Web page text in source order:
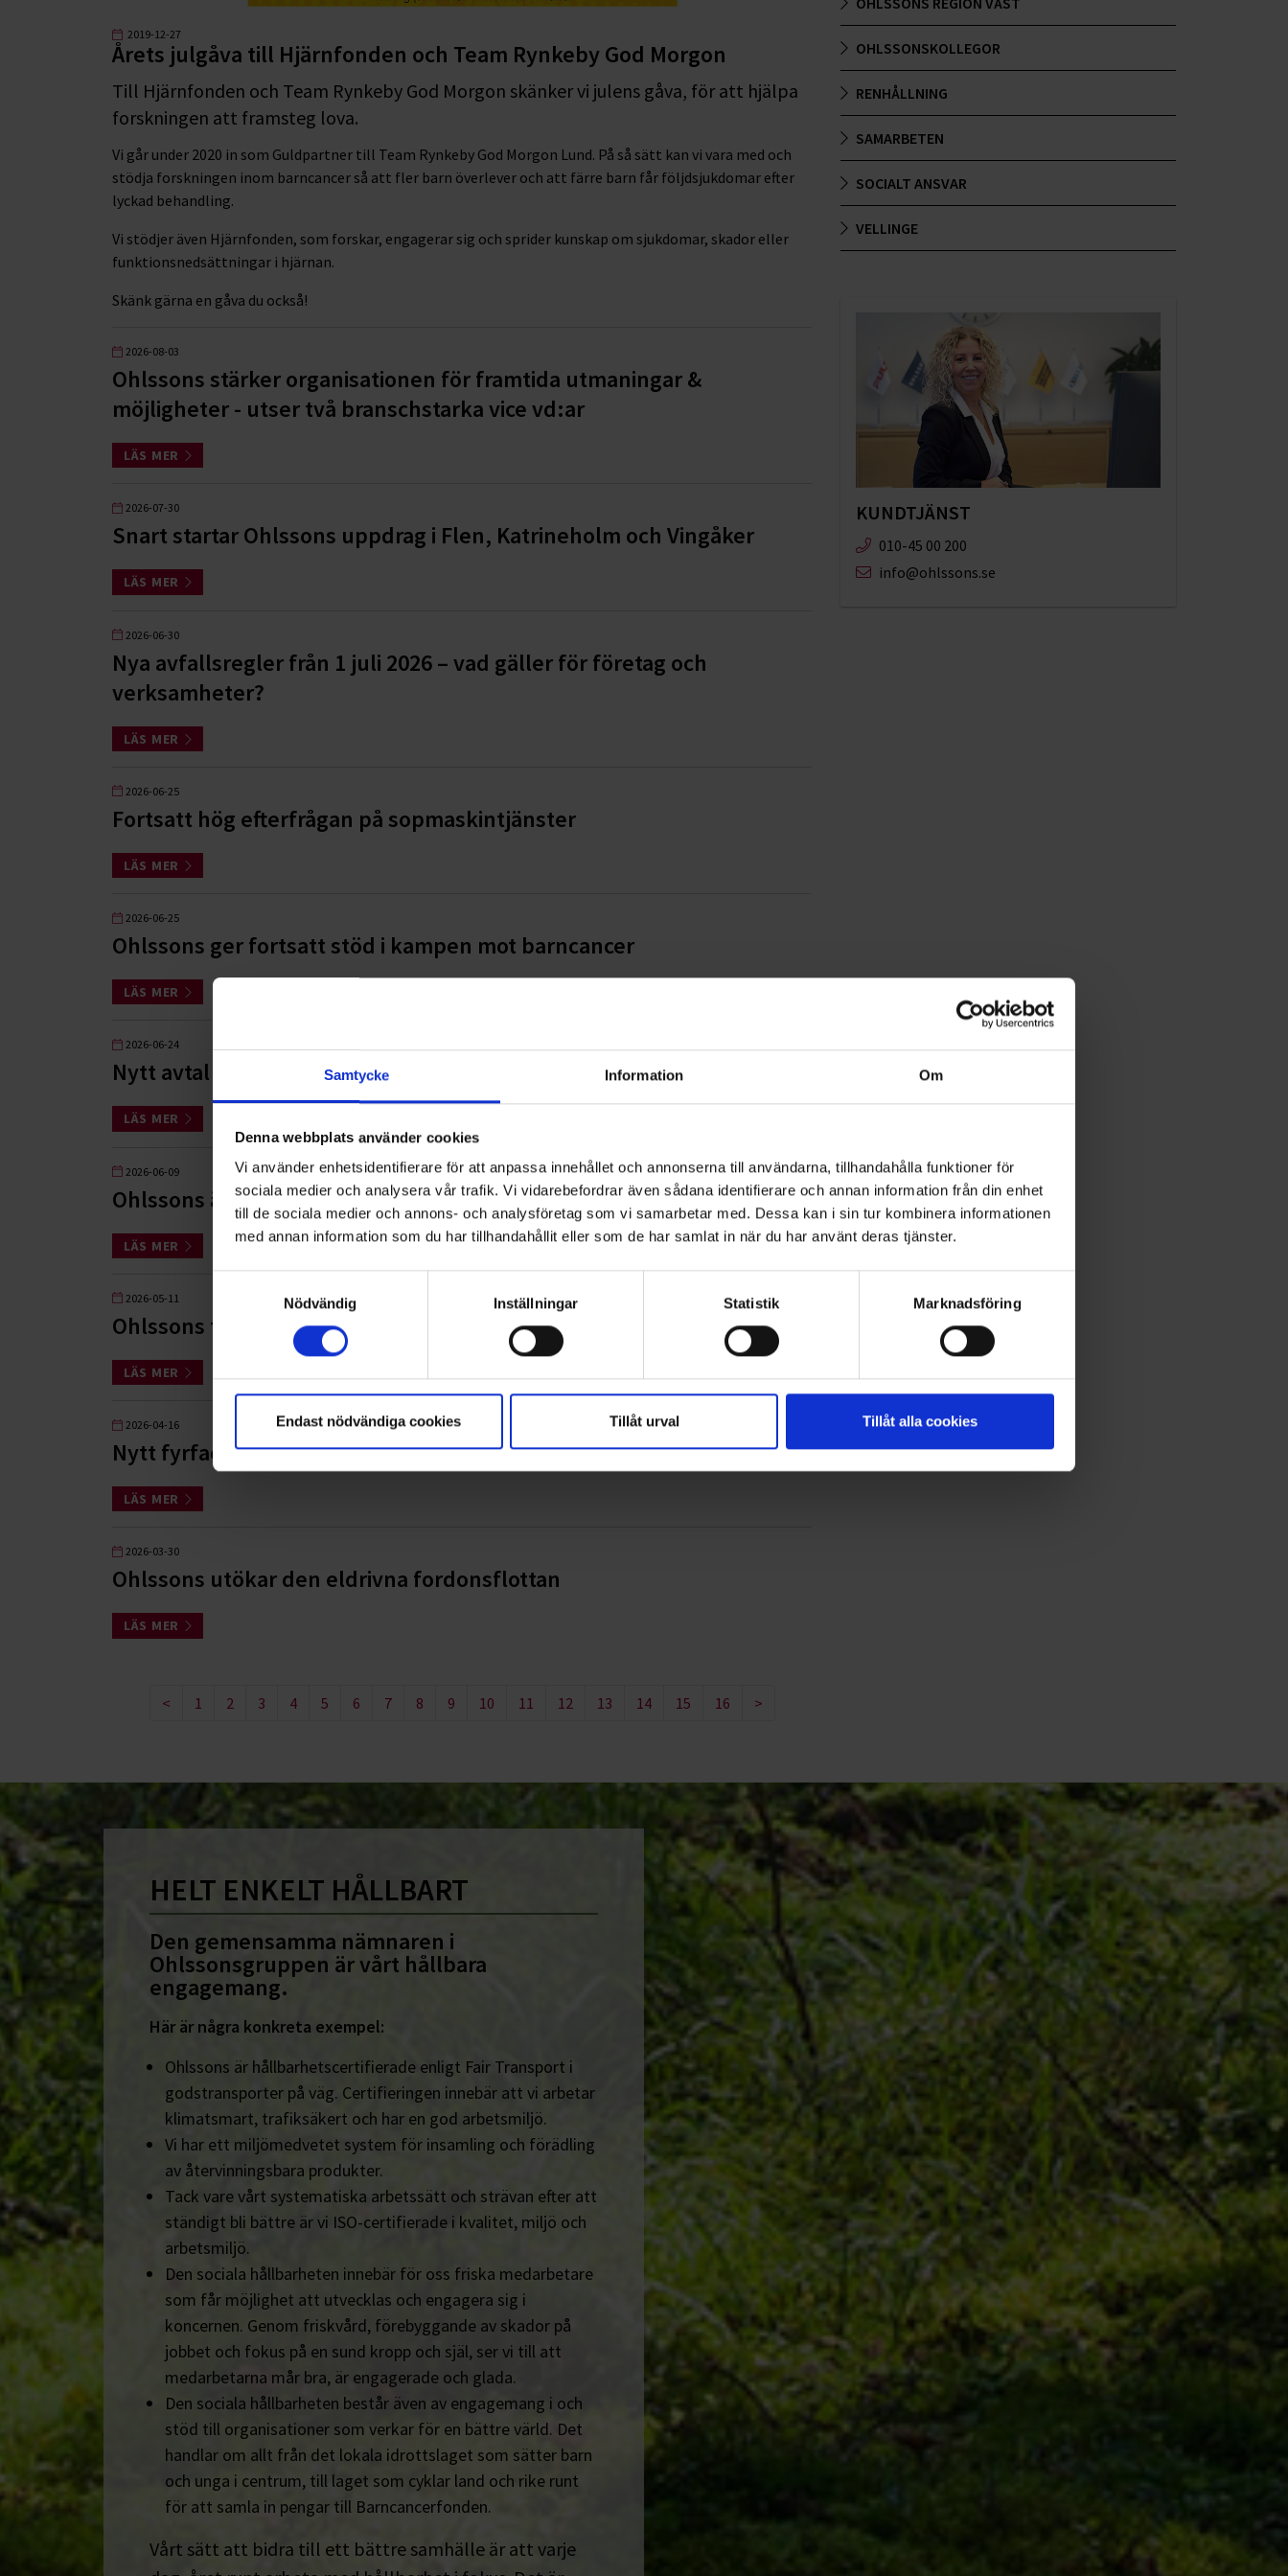
Samtycke Information Om
Denna webbplats använder cookies
Vi använder enhetsidentifierare för att anpassa innehållet och annonserna till användarna, tillhandahålla funktioner för
sociala medier och analysera vår trafik. Vi vidarebefordrar även sådana identifierare och annan information från din enhet
till de sociala medier och annons- och analysföretag som vi samarbetar med. Dessa kan i sin tur kombinera informationen
med annan information som du har tillhandahållit eller som de har samlat in när du har använt deras tjänster.
Nödvändig
Inställningar Statistik Marknadsföring
Endast nödvändiga cookies Tillåt urval Tillåt alla cookies
2019-12-27
Årets julgåva till Hjärnfonden och Team Rynkeby God Morgon
Till Hjärnfonden och Team Rynkeby God Morgon skänker vi julens gåva, för att hjälpa
forskningen att framsteg lova.
Vi går under 2020 in som Guldpartner till Team Rynkeby God Morgon Lund. På så sätt kan vi vara med och
stödja forskningen inom barncancer så att fler barn överlever och att färre barn får följdsjukdomar efter
lyckad behandling.
Vi stödjer även Hjärnfonden, som forskar, engagerar sig och sprider kunskap om sjukdomar, skador eller
funktionsnedsättningar i hjärnan.
Skänk gärna en gåva du också!
2026-08-03
Ohlssons stärker organisationen för framtida utmaningar &
möjligheter - utser två branschstarka vice vd:ar
LÄS MER
2026-07-30
Snart startar Ohlssons uppdrag i Flen, Katrineholm och Vingåker
LÄS MER
2026-06-30
Nya avfallsregler från 1 juli 2026 – vad gäller för företag och
verksamheter?
LÄS MER
2026-06-25
Fortsatt hög efterfrågan på sopmaskintjänster
LÄS MER
2026-06-25
Ohlssons ger fortsatt stöd i kampen mot barncancer
LÄS MER
2026-06-24
Nytt avtal med Wåhlin Fastigheter AB
LÄS MER
2026-06-09
Ohlssons är entreprenör i Sveriges bästa avfallskommun
LÄS MER
2026-05-11
Ohlssons tilldelas Stora Åkeripriset 2026
LÄS MER
2026-04-16
Nytt fyrfacksuppdrag i Kävlinge kommun
LÄS MER
2026-03-30
Ohlssons utökar den eldrivna fordonsflottan
LÄS MER
< 1 2 3 4 5 6 7 8 9 10 11 12 13 14 15 16 >
OHLSSONSKOLLEGOR
RENHÅLLNING
SAMARBETEN
SOCIALT ANSVAR
VELLINGE
KUNDTJÄNST
010-45 00 200​
info@ohlssons.se
HELT ENKELT HÅLLBART
Den gemensamma nämnaren i
Ohlssonsgruppen är vårt hållbara
engagemang.
Här är några konkreta exempel:
Ohlssons är hållbarhetscertifierade enligt Fair Transport i
godstransporter på väg. Certifieringen innebär att vi arbetar
klimatsmart, trafiksäkert och har en god arbetsmiljö.
Vi har ett miljömedvetet system för insamling och förädling
av återvinningsbara produkter.
Tack vare vårt systematiska arbetssätt och strävan efter att
ständigt bli bättre är vi ISO-certifierade i kvalitet, miljö och
arbetsmiljö.
Den sociala hållbarheten innebär för oss friska medarbetare
som får möjlighet att utvecklas och engagera sig i
koncernen. Genom friskvård, förebyggande av skador på
jobbet och fokus på en sund kropp och själ, ser vi till att
medarbetarna mår bra, är engagerade och glada.
Den sociala hållbarheten består även av engagemang i och
stöd till organisationer som verkar för en bättre värld. Det
handlar om allt från det lokala idrottslaget som sätter barn
och unga i centrum, till laget som cyklar land och rike runt
för att samla in pengar till Barncancerfonden.
Vårt sätt att bidra till ett bättre samhälle är att varje